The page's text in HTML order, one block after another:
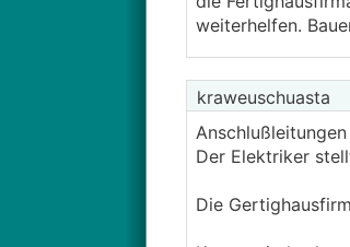
weiterhelfen.
kraweuschuasta
Der Elektriker
Die